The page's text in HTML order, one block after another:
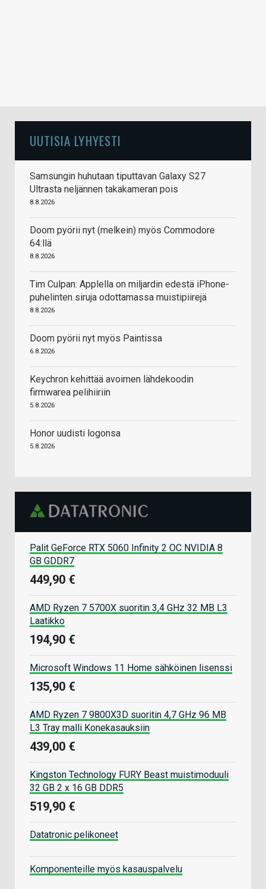
UUTISIA LYHYESTI
Samsungin huhutaan tiputtavan Galaxy S27
Ultrasta neljännen takakameran pois
8.8.2026
Doom pyörii nyt (melkein) myös Commodore
64:llä
8.8.2026
Tim Culpan: Applella on miljardin edestä iPhone-
puhelinten siruja odottamassa muistipiirejä
8.8.2026
Doom pyörii nyt myös Paintissa
6.8.2026
Keychron kehittää avoimen lähdekoodin
firmwarea pelihiiriin
5.8.2026
Honor uudisti logonsa
5.8.2026
Palit GeForce RTX 5060 Infinity 2 OC NVIDIA 8
GB GDDR7
449,90 €
AMD Ryzen 7 5700X suoritin 3,4 GHz 32 MB L3
Laatikko
194,90 €
Microsoft Windows 11 Home sähköinen lisenssi
135,90 €
AMD Ryzen 7 9800X3D suoritin 4,7 GHz 96 MB
L3 Tray malli Konekasauksiin
439,00 €
Kingston Technology FURY Beast muistimoduuli
32 GB 2 x 16 GB DDR5
519,90 €
Datatronic pelikoneet
Komponenteille myös kasauspalvelu